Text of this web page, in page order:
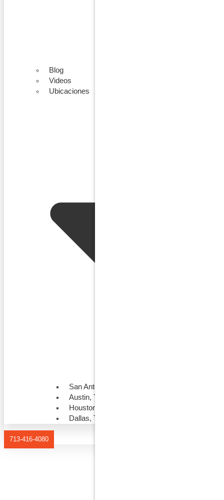
Blog
Videos
Ubicaciones
San Antonio, Texas
Austin, Texas
Houston, Texas
Dallas, Texas
713-416-4080